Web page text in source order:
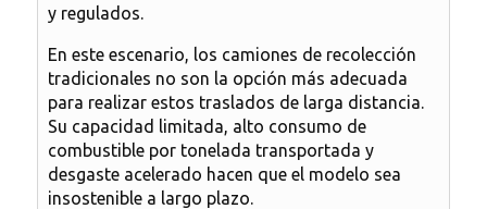
y regulados.
En este escenario, los camiones de recolección
tradicionales no son la opción más adecuada
para realizar estos traslados de larga distancia.
Su capacidad limitada, alto consumo de
combustible por tonelada transportada y
desgaste acelerado hacen que el modelo sea
insostenible a largo plazo.